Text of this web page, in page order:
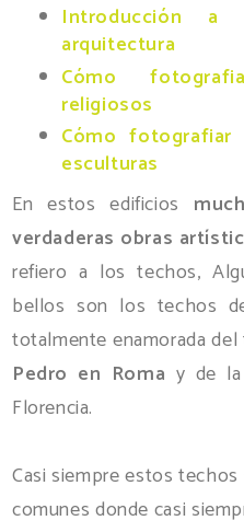
Introducción
arquitectura
Cómo
religiosos
Cómo
esculturas
En estos edificios
verdaderas obras
refiero a los techos,
bellos son los techos
totalmente enamorada
Pedro en Roma y de la
Florencia.
Casi siempre estos
comunes donde casi